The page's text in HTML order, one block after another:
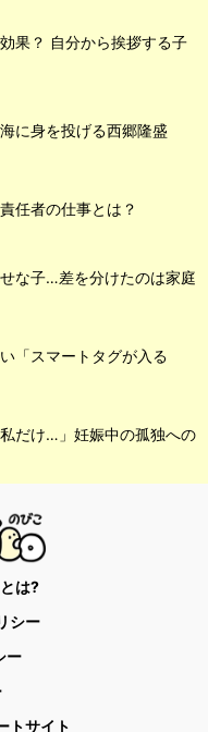
果？ 自分から挨拶する子
に身を投げる西郷隆盛
任者の仕事とは？
な子…差を分けたのは家庭
「スマートタグが入る
私だけ…」妊娠中の孤独への
は?
シー
ー
トサイト